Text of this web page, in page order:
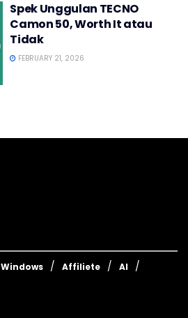
Spek Unggulan TECNO
Camon 50, Worth It atau
Tidak
FEBRUARY 21, 2026
Windows Affiliete
AI